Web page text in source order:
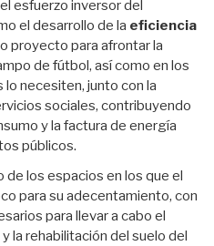
esfuerzo inversor del
el desarrollo de la eficiencia
proyecto para afrontar la
de fútbol, así como en los
necesiten, junto con la
sociales, contribuyendo
y la factura de energía
públicos.
de los espacios en los que el
para su adecentamiento, con
para llevar a cabo el
la rehabilitación del suelo del